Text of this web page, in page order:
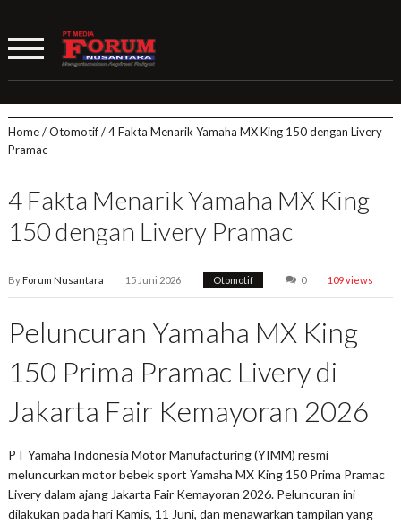
Home/Otomotif/4 Fakta Menarik Yamaha MX King 150 dengan Livery
Pramac
4 Fakta Menarik Yamaha MX King
150 dengan Livery Pramac
ByForum Nusantara 15 Juni 2026 Otomotif 0 109 views
Peluncuran Yamaha MX King
150 Prima Pramac Livery di
Jakarta Fair Kemayoran 2026
PT Yamaha Indonesia Motor Manufacturing (YIMM) resmi
meluncurkan motor bebek sport Yamaha MX King 150 Prima Pramac
Livery dalam ajang Jakarta Fair Kemayoran 2026. Peluncuran ini
dilakukan pada hari Kamis, 11 Juni, dan menawarkan tampilan yang